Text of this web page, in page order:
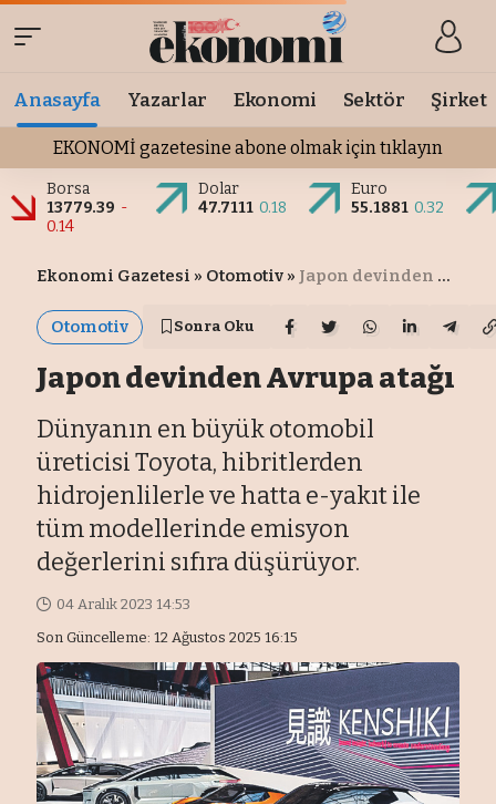
Anasayfa Yazarlar Ekonomi Sektör Şirket
EKONOMİ gazetesine abone olmak için tıklayın
Borsa
13779.39 -
0.14
Dolar
47.7111 0.18
Euro
55.1881 0.32
Ekonomi Gazetesi » Otomotiv » Japon devinden Avrupa atağı
Otomotiv Sonra Oku
Japon devinden Avrupa atağı
Dünyanın en büyük otomobil
üreticisi Toyota, hibritlerden
hidrojenlilerle ve hatta e-yakıt ile
tüm modellerinde emisyon
değerlerini sıfıra düşürüyor.
Son Güncelleme: 12 Ağustos 2025 16:15
04 Aralık 2023 14:53